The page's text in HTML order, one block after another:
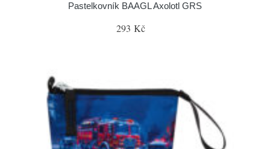
Pastelkovník BAAGL Axolotl GRS
293 Kč